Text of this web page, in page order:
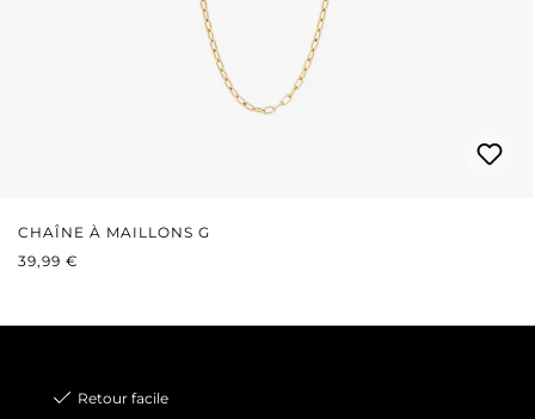
CHAÎNE À MAILLONS G
PRIX RÉGULIER :
39,99 €
Retour facile